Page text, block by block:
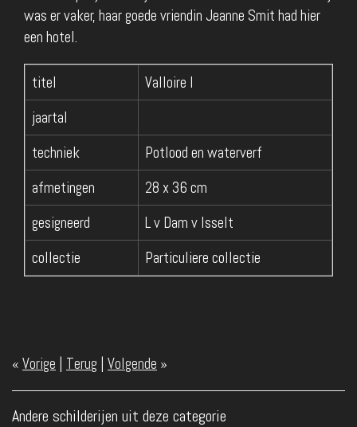
was er vaker, haar goede vriendin Jeanne Smit had hier
een hotel.
titel
Valloire I
jaartal
techniek
Potlood en waterverf
afmetingen
28 x 36 cm
gesigneerd
L v Dam v Isselt
collectie
Particuliere collectie
« Vorige | Terug | Volgende »
Andere schilderijen uit deze categorie